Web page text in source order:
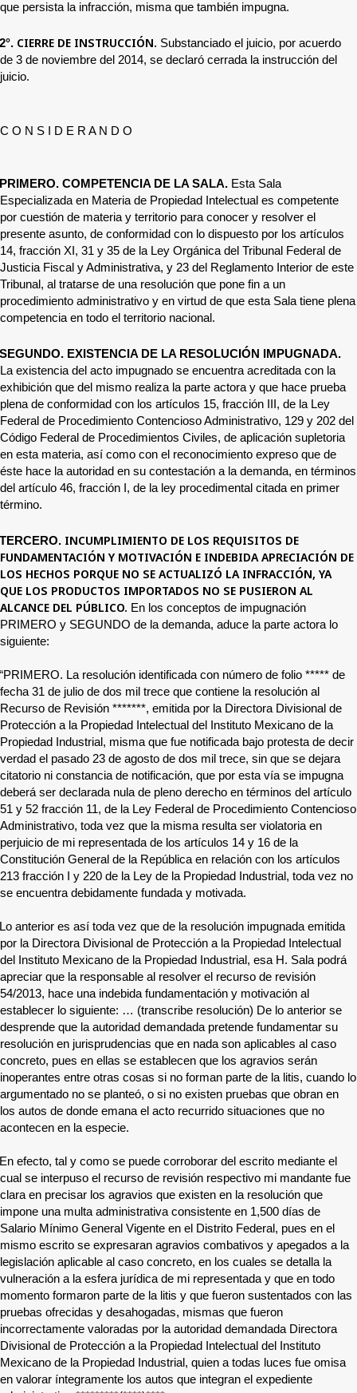
que persista la infracción, misma que también impugna.
2°. CIERRE DE INSTRUCCIÓN. Substanciado el juicio, por acuerdo
de 3 de noviembre del 2014, se declaró cerrada la instrucción del
juicio.
C O N S I D E R A N D O
PRIMERO. COMPETENCIA DE LA SALA. Esta Sala
Especializada en Materia de Propiedad Intelectual es competente
por cuestión de materia y territorio para conocer y resolver el
presente asunto, de conformidad con lo dispuesto por los artículos
14, fracción XI, 31 y 35 de la Ley Orgánica del Tribunal Federal de
Justicia Fiscal y Administrativa, y 23 del Reglamento Interior de este
Tribunal, al tratarse de una resolución que pone fin a un
procedimiento administrativo y en virtud de que esta Sala tiene plena
competencia en todo el territorio nacional.
SEGUNDO. EXISTENCIA DE LA RESOLUCIÓN IMPUGNADA.
La existencia del acto impugnado se encuentra acreditada con la
exhibición que del mismo realiza la parte actora y que hace prueba
plena de conformidad con los artículos 15, fracción III, de la Ley
Federal de Procedimiento Contencioso Administrativo, 129 y 202 del
Código Federal de Procedimientos Civiles, de aplicación supletoria
en esta materia, así como con el reconocimiento expreso que de
éste hace la autoridad en su contestación a la demanda, en términos
del artículo 46, fracción I, de la ley procedimental citada en primer
término.
TERCERO. INCUMPLIMIENTO DE LOS REQUISITOS DE
FUNDAMENTACIÓN Y MOTIVACIÓN E INDEBIDA APRECIACIÓN DE
LOS HECHOS PORQUE NO SE ACTUALIZÓ LA INFRACCIÓN, YA
QUE LOS PRODUCTOS IMPORTADOS NO SE PUSIERON AL
ALCANCE DEL PÚBLICO. En los conceptos de impugnación
PRIMERO y SEGUNDO de la demanda, aduce la parte actora lo
siguiente:
“PRIMERO. La resolución identificada con número de folio***** de
fecha 31 de julio de dos mil trece que contiene la resolución al
Recurso de Revisión *******, emitida por la Directora Divisional de
Protección a la Propiedad Intelectual del Instituto Mexicano de la
Propiedad Industrial, misma que fue notificada bajo protesta de decir
verdad el pasado 23 de agosto de dos mil trece, sin que se dejara
citatorio ni constancia de notificación, que por esta vía se impugna
deberá ser declarada nula de pleno derecho en términos del artículo
51 y 52 fracción 11, de la Ley Federal de Procedimiento Contencioso
Administrativo, toda vez que la misma resulta ser violatoria en
perjuicio de mi representada de los artículos 14 y 16 de la
Constitución General de la República en relación con los artículos
213 fracción I y 220 de la Ley de la Propiedad Industrial, toda vez no
se encuentra debidamente fundada y motivada.
Lo anterior es así toda vez que de la resolución impugnada emitida
por la Directora Divisional de Protección a la Propiedad Intelectual
del Instituto Mexicano de la Propiedad Industrial, esa H. Sala podrá
apreciar que la responsable al resolver el recurso de revisión
54/2013, hace una indebida fundamentación y motivación al
establecer lo siguiente: … (transcribe resolución) De lo anterior se
desprende que la autoridad demandada pretende fundamentar su
resolución en jurisprudencias que en nada son aplicables al caso
concreto, pues en ellas se establecen que los agravios serán
inoperantes entre otras cosas si no forman parte de la litis, cuando lo
argumentado no se planteó, o si no existen pruebas que obran en
los autos de donde emana el acto recurrido situaciones que no
acontecen en la especie.
En efecto, tal y como se puede corroborar del escrito mediante el
cual se interpuso el recurso de revisión respectivo mi mandante fue
clara en precisar los agravios que existen en la resolución que
impone una multa administrativa consistente en 1,500 días de
Salario Mínimo General Vigente en el Distrito Federal, pues en el
mismo escrito se expresaran agravios combativos y apegados a la
legislación aplicable al caso concreto, en los cuales se detalla la
vulneración a la esfera jurídica de mi representada y que en todo
momento formaron parte de la litis y que fueron sustentados con las
pruebas ofrecidas y desahogadas, mismas que fueron
incorrectamente valoradas por la autoridad demandada Directora
Divisional de Protección a la Propiedad Intelectual del Instituto
Mexicano de la Propiedad Industrial, quien a todas luces fue omisa
en valorar íntegramente los autos que integran el expediente